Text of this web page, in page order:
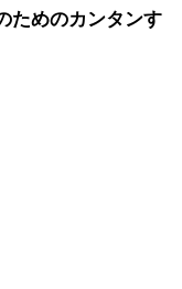
ためのカンタンす